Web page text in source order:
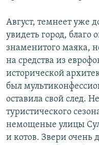
Август, темнеет уже
увидеть город,
знаменитого маяка,
на средства из
исторической
был
оставила свой след.
туристического
немощеные улицы
и котов. Звери очень